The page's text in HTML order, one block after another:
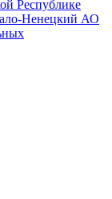
Республике
Ненецкий АО